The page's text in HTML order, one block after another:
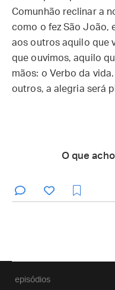
Comunhão reclinar a
como o fez São João,
aos outros aquilo que
que ouvimos, aquilo
mãos: o Verbo da
outros, a alegria será
O que
episódios